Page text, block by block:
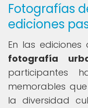
Fotografías
ediciones
En las
fotografía
participantes
memorables
la diversidad